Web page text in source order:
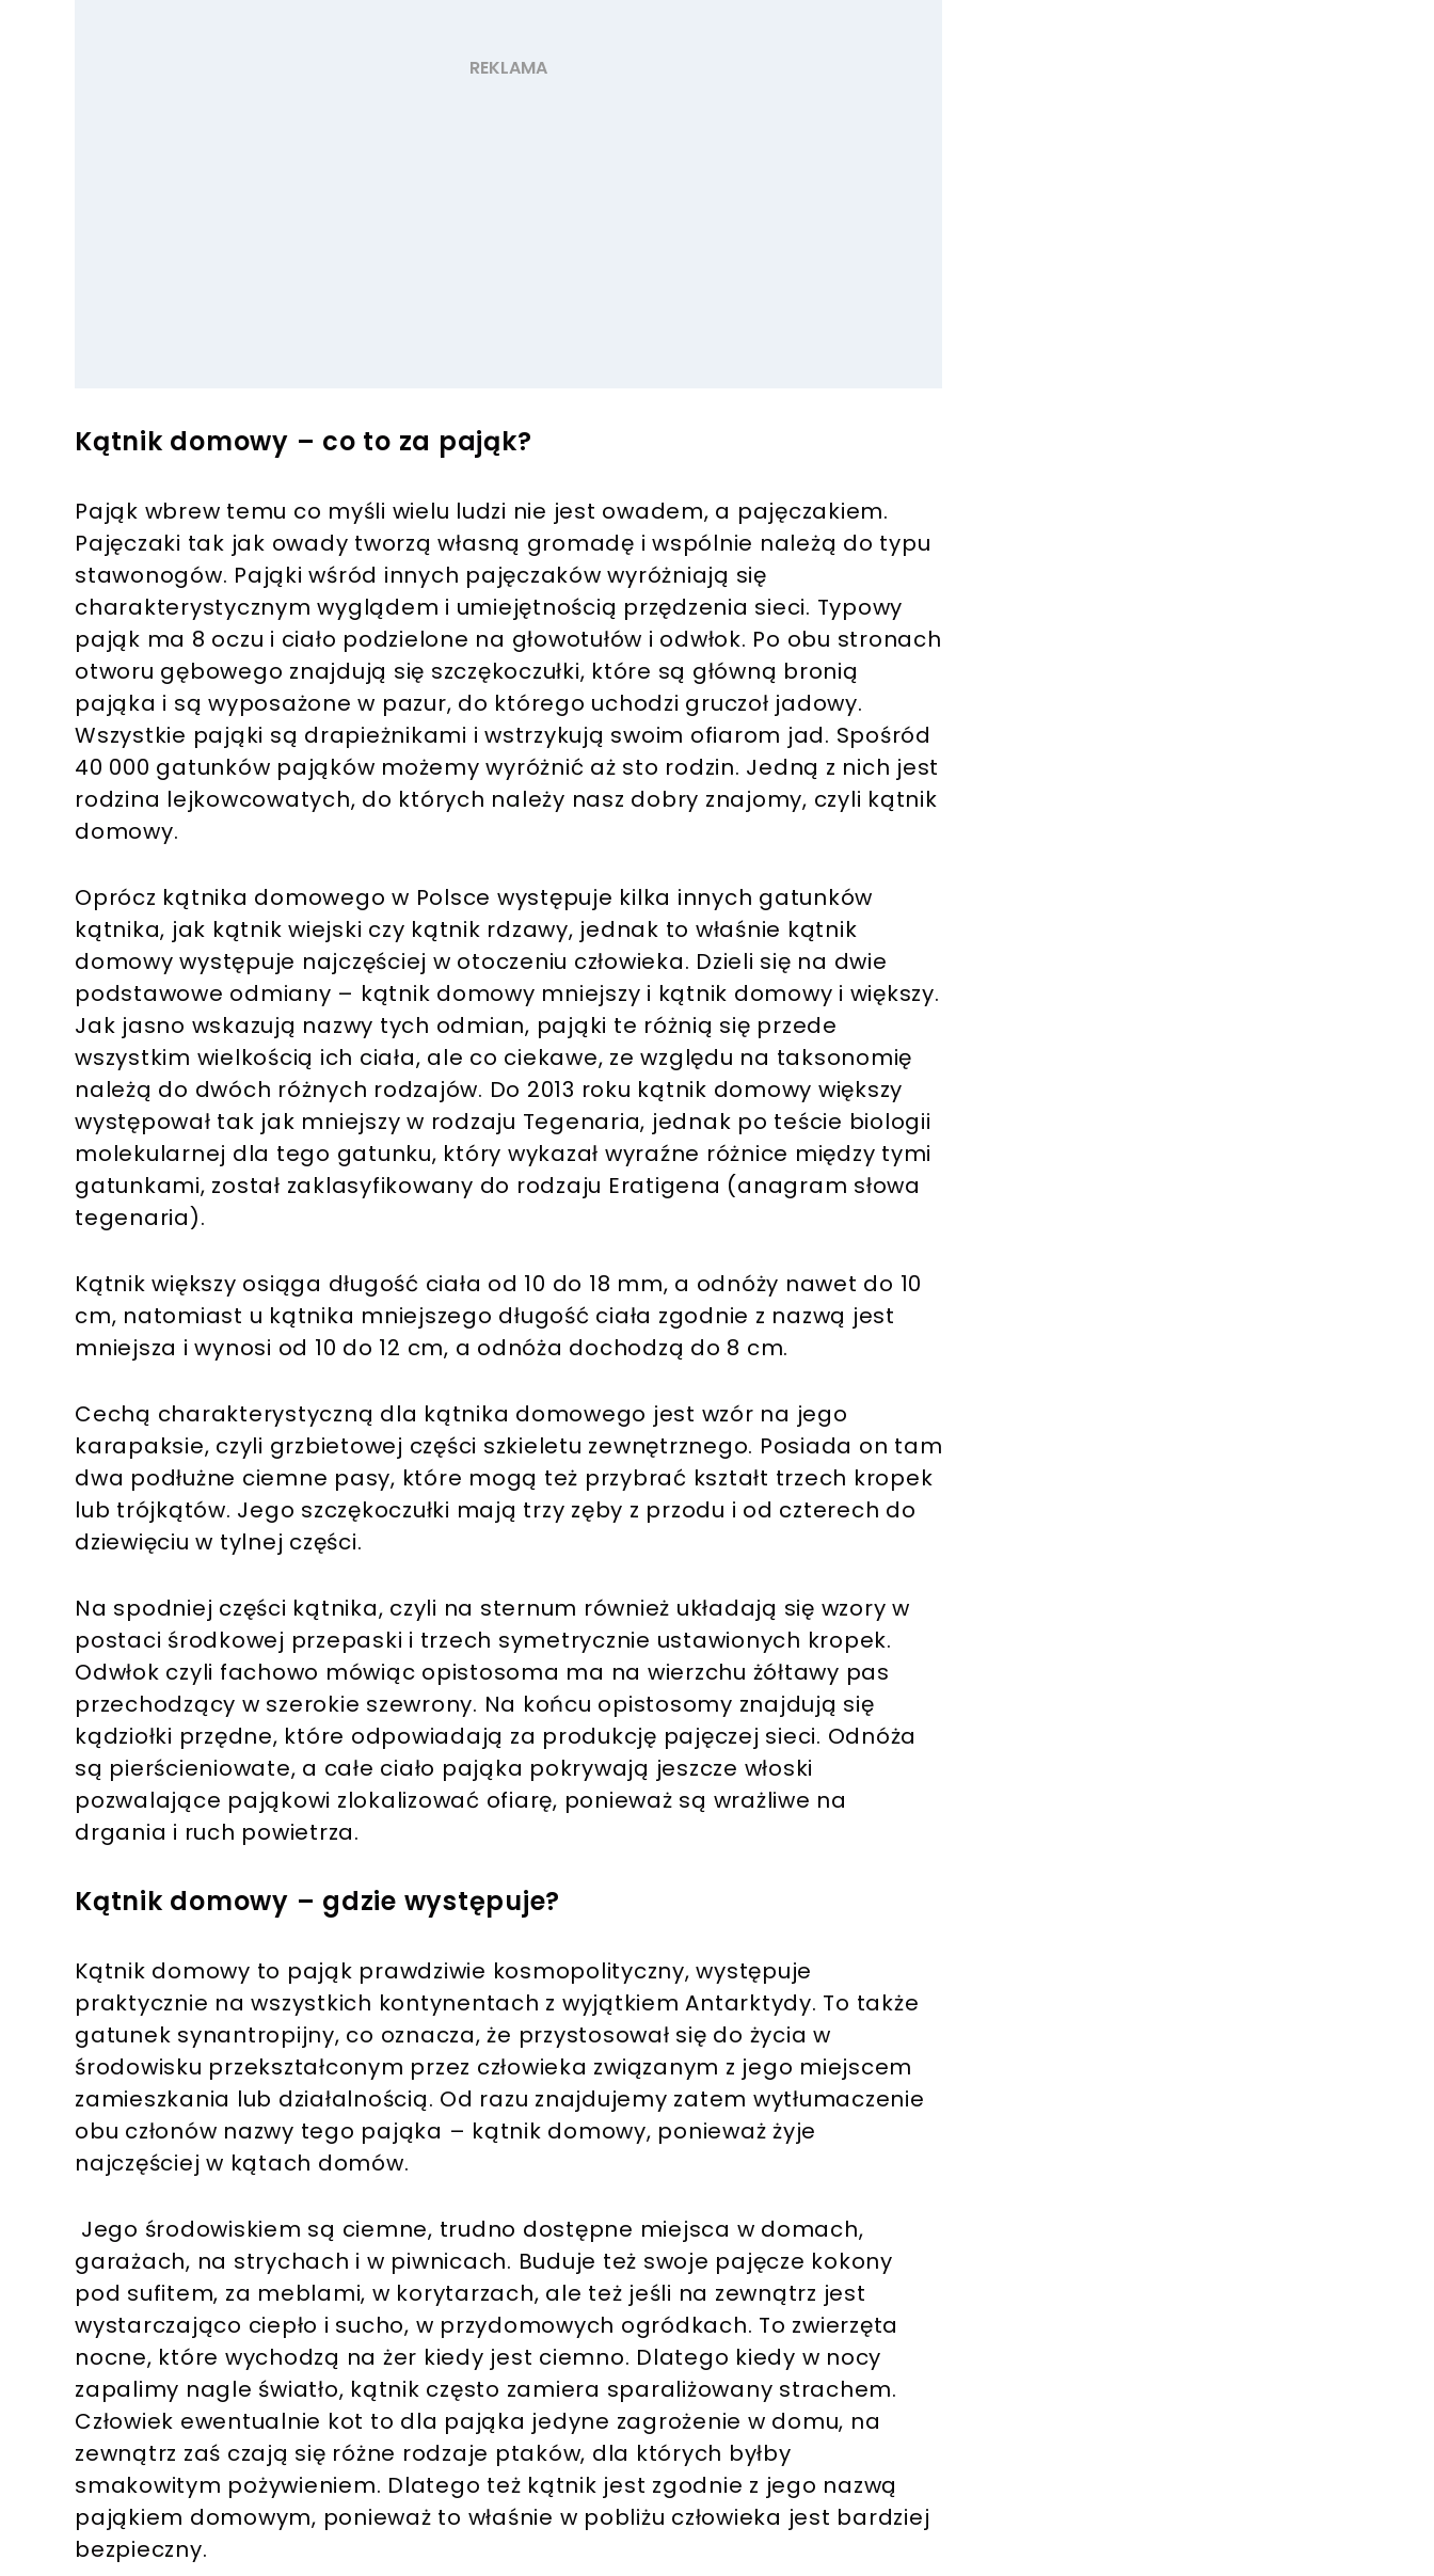
Kątnik domowy – co to za pająk?
Pająk wbrew temu co myśli wielu ludzi nie jest owadem, a pajęczakiem.
Pajęczaki tak jak owady tworzą własną gromadę i wspólnie należą do typu
stawonogów. Pająki wśród innych pajęczaków wyróżniają się
charakterystycznym wyglądem i umiejętnością przędzenia sieci. Typowy
pająk ma 8 oczu i ciało podzielone na głowotułów i odwłok. Po obu stronach
otworu gębowego znajdują się szczękoczułki, które są główną bronią
pająka i są wyposażone w pazur, do którego uchodzi gruczoł jadowy.
Wszystkie pająki są drapieżnikami i wstrzykują swoim ofiarom jad. Spośród
40 000 gatunków pająków możemy wyróżnić aż sto rodzin. Jedną z nich jest
rodzina lejkowcowatych, do których należy nasz dobry znajomy, czyli kątnik
domowy.
Oprócz kątnika domowego w Polsce występuje kilka innych gatunków
kątnika, jak kątnik wiejski czy kątnik rdzawy, jednak to właśnie kątnik
domowy występuje najczęściej w otoczeniu człowieka. Dzieli się na dwie
podstawowe odmiany – kątnik domowy mniejszy i kątnik domowy i większy.
Jak jasno wskazują nazwy tych odmian, pająki te różnią się przede
wszystkim wielkością ich ciała, ale co ciekawe, ze względu na taksonomię
należą do dwóch różnych rodzajów. Do 2013 roku kątnik domowy większy
występował tak jak mniejszy w rodzaju Tegenaria, jednak po teście biologii
molekularnej dla tego gatunku, który wykazał wyraźne różnice między tymi
gatunkami, został zaklasyfikowany do rodzaju Eratigena (anagram słowa
tegenaria).
Kątnik większy osiąga długość ciała od 10 do 18 mm, a odnóży nawet do 10
cm, natomiast u kątnika mniejszego długość ciała zgodnie z nazwą jest
mniejsza i wynosi od 10 do 12 cm, a odnóża dochodzą do 8 cm.
Cechą charakterystyczną dla kątnika domowego jest wzór na jego
karapaksie, czyli grzbietowej części szkieletu zewnętrznego. Posiada on tam
dwa podłużne ciemne pasy, które mogą też przybrać kształt trzech kropek
lub trójkątów. Jego szczękoczułki mają trzy zęby z przodu i od czterech do
dziewięciu w tylnej części.
Na spodniej części kątnika, czyli na sternum również układają się wzory w
postaci środkowej przepaski i trzech symetrycznie ustawionych kropek.
Odwłok czyli fachowo mówiąc opistosoma ma na wierzchu żółtawy pas
przechodzący w szerokie szewrony. Na końcu opistosomy znajdują się
kądziołki przędne, które odpowiadają za produkcję pajęczej sieci. Odnóża
są pierścieniowate, a całe ciało pająka pokrywają jeszcze włoski
pozwalające pająkowi zlokalizować ofiarę, ponieważ są wrażliwe na
drgania i ruch powietrza.
Kątnik domowy – gdzie występuje?
Kątnik domowy to pająk prawdziwie kosmopolityczny, występuje
praktycznie na wszystkich kontynentach z wyjątkiem Antarktydy. To także
gatunek synantropijny, co oznacza, że przystosował się do życia w
środowisku przekształconym przez człowieka związanym z jego miejscem
zamieszkania lub działalnością. Od razu znajdujemy zatem wytłumaczenie
obu członów nazwy tego pająka – kątnik domowy, ponieważ żyje
najczęściej w kątach domów.
Jego środowiskiem są ciemne, trudno dostępne miejsca w domach,
garażach, na strychach i w piwnicach. Buduje też swoje pajęcze kokony
pod sufitem, za meblami, w korytarzach, ale też jeśli na zewnątrz jest
wystarczająco ciepło i sucho, w przydomowych ogródkach. To zwierzęta
nocne, które wychodzą na żer kiedy jest ciemno. Dlatego kiedy w nocy
zapalimy nagle światło, kątnik często zamiera sparaliżowany strachem.
Człowiek ewentualnie kot to dla pająka jedyne zagrożenie w domu, na
zewnątrz zaś czają się różne rodzaje ptaków, dla których byłby
smakowitym pożywieniem. Dlatego też kątnik jest zgodnie z jego nazwą
pająkiem domowym, ponieważ to właśnie w pobliżu człowieka jest bardziej
bezpieczny.